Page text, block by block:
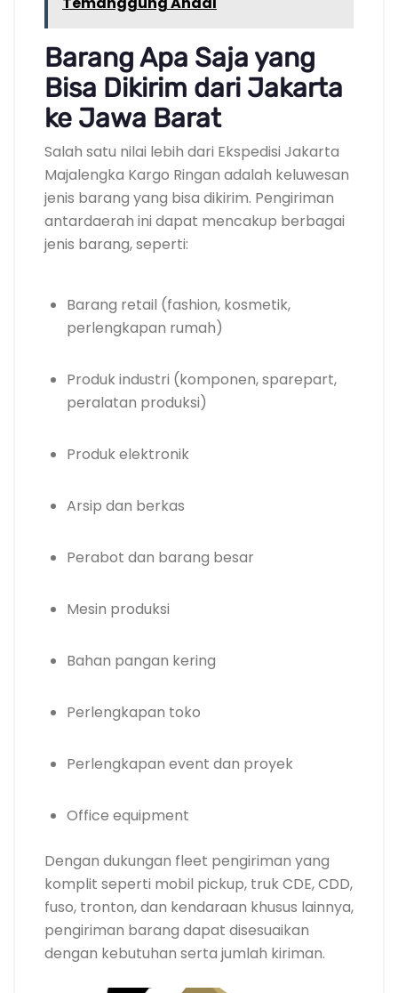
Barang Apa Saja yang
Bisa Dikirim dari Jakarta
ke Jawa Barat
Salah satu nilai lebih dari Ekspedisi Jakarta
Majalengka Kargo Ringan adalah keluwesan
jenis barang yang bisa dikirim. Pengiriman
antardaerah ini dapat mencakup berbagai
jenis barang, seperti:
Barang retail (fashion, kosmetik,
perlengkapan rumah)
Produk industri (komponen, sparepart,
peralatan produksi)
Produk elektronik
Arsip dan berkas
Perabot dan barang besar
Mesin produksi
Bahan pangan kering
Perlengkapan toko
Perlengkapan event dan proyek
Office equipment
Dengan dukungan fleet pengiriman yang
komplit seperti mobil pickup, truk CDE, CDD,
fuso, tronton, dan kendaraan khusus lainnya,
pengiriman barang dapat disesuaikan
dengan kebutuhan serta jumlah kiriman.